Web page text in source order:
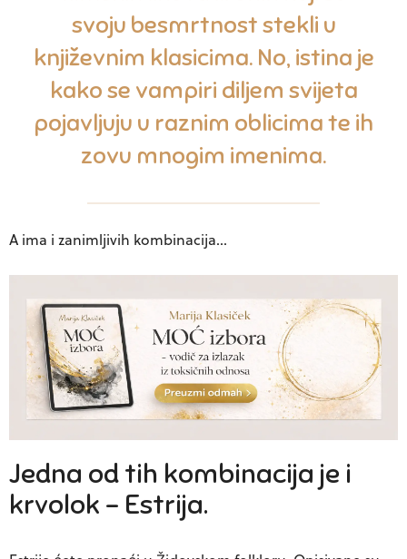
svoju besmrtnost stekli u
književnim klasicima. No, istina je
kako se vampiri diljem svijeta
pojavljuju u raznim oblicima te ih
zovu mnogim imenima.
A ima i zanimljivih kombinacija…
Jedna od tih kombinacija je i
krvolok – Estrija.